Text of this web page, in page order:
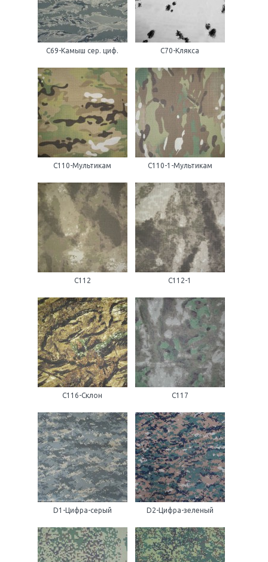
С69-Камыш сер. циф. С70-Клякса
С110-Мультикам С110-1-Мультикам
С112 С112-1
С116-Склон С117
D1-Цифра-серый D2-Цифра-зеленый